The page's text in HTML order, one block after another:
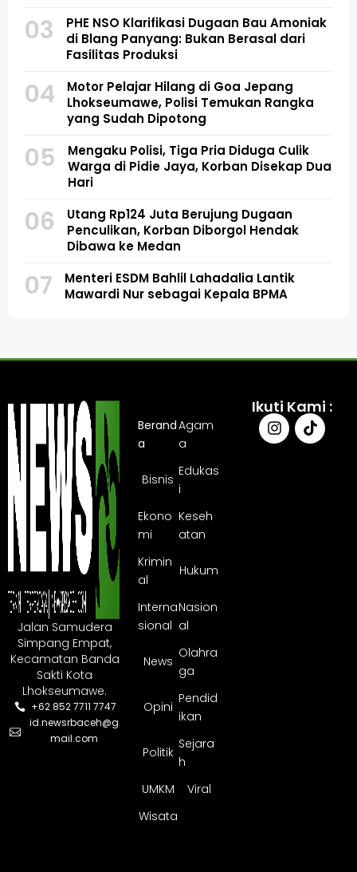
03
PHE NSO Klarifikasi Dugaan Bau Amoniak
di Blang Panyang: Bukan Berasal dari
Fasilitas Produksi
04
Motor Pelajar Hilang di Goa Jepang
Lhokseumawe, Polisi Temukan Rangka
yang Sudah Dipotong
05
Mengaku Polisi, Tiga Pria Diduga Culik
Warga di Pidie Jaya, Korban Disekap Dua
Hari
06
Utang Rp124 Juta Berujung Dugaan
Penculikan, Korban Diborgol Hendak
Dibawa ke Medan
07
Menteri ESDM Bahlil Lahadalia Lantik
Mawardi Nur sebagai Kepala BPMA
Jalan Samudera
Simpang Empat,
Kecamatan Banda
Sakti Kota
Lhokseumawe.
+62 852 7711 7747
id.newsrbaceh@g
mail.com
Berand
a
Agam
a
Bisnis
Edukas
i
Ekono
mi
Keseh
atan
Krimin
al
Hukum
Interna
sional
Nasion
al
News
Olahra
ga
Opini
Pendid
ikan
Politik
Sejara
h
UMKM
Viral
Wisata
Ikuti Kami :